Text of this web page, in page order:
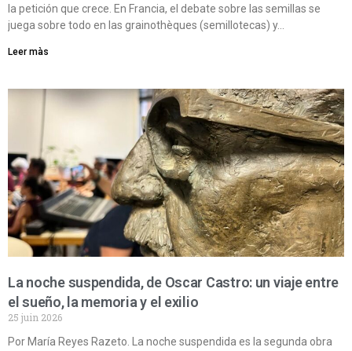
la petición que crece. En Francia, el debate sobre las semillas se
juega sobre todo en las grainothèques (semillotecas) y…
Leer màs
La noche suspendida, de Oscar Castro: un viaje entre
el sueño, la memoria y el exilio
25 juin 2026
Por María Reyes Razeto. La noche suspendida es la segunda obra